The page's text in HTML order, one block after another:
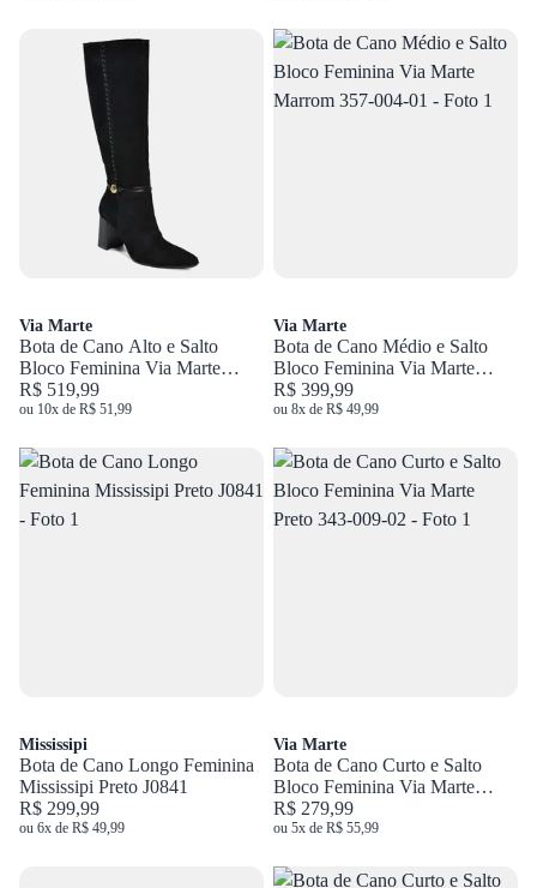
Via Marte
Bota de Cano Alto e Salto
Bloco Feminina Via Marte
Preto 357-006-01
R$ 519,99
ou 10x de R$ 51,99
Via Marte
Bota de Cano Médio e Salto
Bloco Feminina Via Marte
Marrom 357-004-01
R$ 399,99
ou 8x de R$ 49,99
Mississipi
Bota de Cano Longo Feminina
Mississipi Preto J0841
R$ 299,99
ou 6x de R$ 49,99
Via Marte
Bota de Cano Curto e Salto
Bloco Feminina Via Marte
Preto 343-009-02
R$ 279,99
ou 5x de R$ 55,99